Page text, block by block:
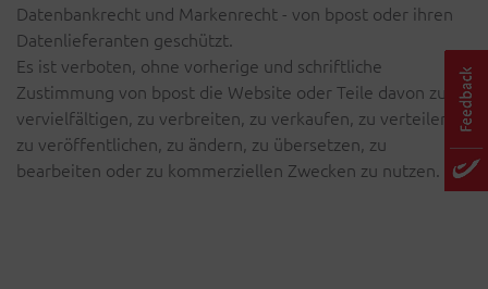
Datenbankrecht und Markenrecht - von bpost oder ihren
Datenlieferanten geschützt.
Es ist verboten, ohne vorherige und schriftliche
Zustimmung von bpost die Website oder Teile davon zu
vervielfältigen, zu verbreiten, zu verkaufen, zu verteilen,
zu veröffentlichen, zu ändern, zu übersetzen, zu
bearbeiten oder zu kommerziellen Zwecken zu nutzen.